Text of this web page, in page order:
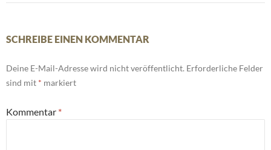
SCHREIBE EINEN KOMMENTAR
Deine E-Mail-Adresse wird nicht veröffentlicht. Erforderliche Felder
sind mit * markiert
Kommentar *